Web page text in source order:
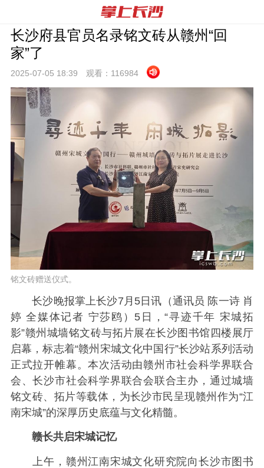
长沙府县官员名录铭文砖从赣州“回
家”了
2025-07-05 18:39 观看： 116984
铭文砖赠送仪式。
长沙晚报掌上长沙7月5日讯（通讯员 陈一诗 肖
婷 全媒体记者 宁莎鸥）5日，“寻迹千年 宋城拓
影”赣州城墙铭文砖与拓片展在长沙图书馆四楼展厅
启幕，标志着“赣州宋城文化中国行”长沙站系列活动
正式拉开帷幕。本次活动由赣州市社会科学界联合
会、长沙市社会科学界联合会联合主办，通过城墙
铭文砖、拓片等载体，为长沙市民呈现赣州作为“江
南宋城”的深厚历史底蕴与文化精髓。
赣长共启宋城记忆
上午，赣州江南宋城文化研究院向长沙市图书